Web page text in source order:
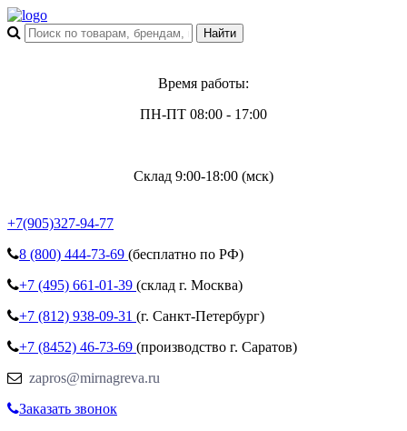
Время работы:
ПН-ПТ 08:00 - 17:00
Склад 9:00-18:00 (мск)
+7(905)327-94-77
8 (800) 444-73-69 (бесплатно по РФ)
+7 (495) 661-01-39 (склад г. Москва)
+7 (812) 938-09-31 (г. Санкт-Петербург)
+7 (8452) 46-73-69 (производство г. Саратов)
zapros@mirnagreva.ru
Заказать звонок